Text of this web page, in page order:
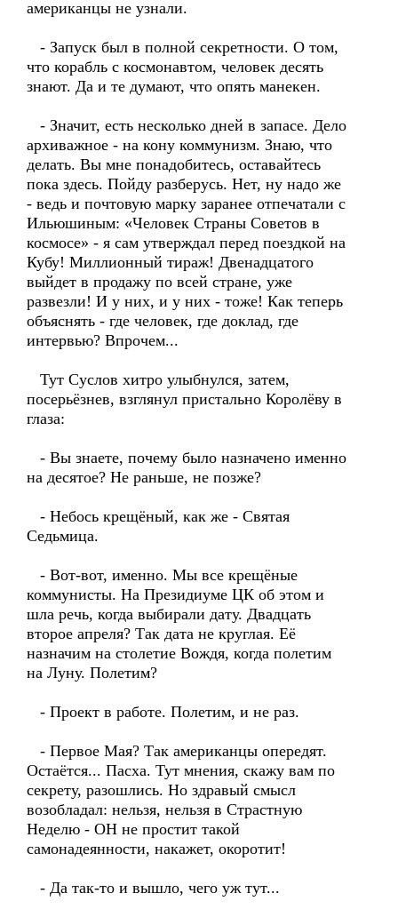
американцы не узнали.
- Запуск был в полной секретности. О том,
что корабль с космонавтом, человек десять
знают. Да и те думают, что опять манекен.
- Значит, есть несколько дней в запасе. Дело
архиважное - на кону коммунизм. Знаю, что
делать. Вы мне понадобитесь, оставайтесь
пока здесь. Пойду разберусь. Нет, ну надо же
- ведь и почтовую марку заранее отпечатали с
Ильюшиным: «Человек Страны Советов в
космосе» - я сам утверждал перед поездкой на
Кубу! Миллионный тираж! Двенадцатого
выйдет в продажу по всей стране, уже
развезли! И у них, и у них - тоже! Как теперь
объяснять - где человек, где доклад, где
интервью? Впрочем...
Тут Суслов хитро улыбнулся, затем,
посерьёзнев, взглянул пристально Королёву в
глаза:
- Вы знаете, почему было назначено именно
на десятое? Не раньше, не позже?
- Небось крещёный, как же - Святая
Седьмица.
- Вот-вот, именно. Мы все крещёные
коммунисты. На Президиуме ЦК об этом и
шла речь, когда выбирали дату. Двадцать
второе апреля? Так дата не круглая. Её
назначим на столетие Вождя, когда полетим
на Луну. Полетим?
- Проект в работе. Полетим, и не раз.
- Первое Мая? Так американцы опередят.
Остаётся... Пасха. Тут мнения, скажу вам по
секрету, разошлись. Но здравый смысл
возобладал: нельзя, нельзя в Страстную
Неделю - ОН не простит такой
самонадеянности, накажет, окоротит!
- Да так-то и вышло, чего уж тут...